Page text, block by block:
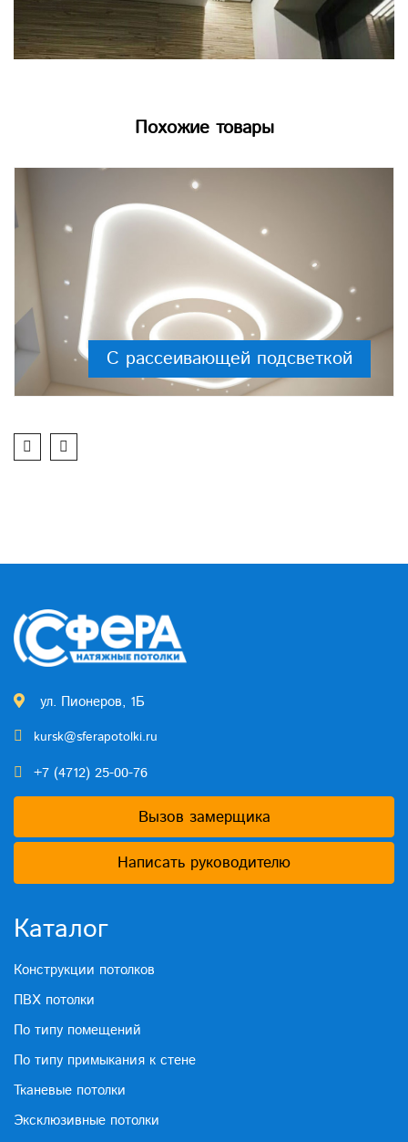
Похожие товары
С рассеивающей подсветкой
ул. Пионеров, 1Б
kursk@sferapotolki.ru
+7 (4712) 25-00-76
Вызов замерщика
Написать руководителю
Каталог
Конструкции потолков
ПВХ потолки
По типу помещений
По типу примыкания к стене
Тканевые потолки
Эксклюзивные потолки